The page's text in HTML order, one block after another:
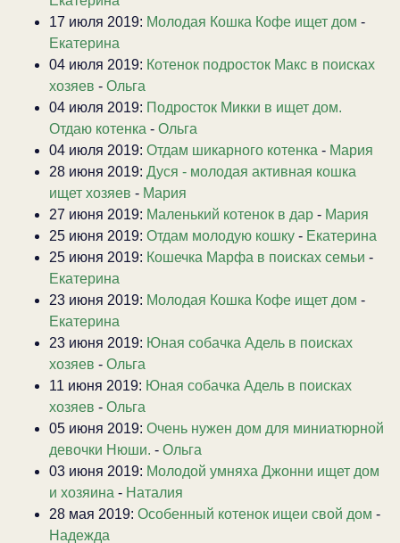
17 июля 2019: Молодая Кошка Кофе ищет дом -
Екатерина
04 июля 2019: Котенок подросток Макс в поисках
хозяев - Ольга
04 июля 2019: Подросток Микки в ищет дом.
Отдаю котенка - Ольга
04 июля 2019: Отдам шикарного котенка - Мария
28 июня 2019: Дуся - молодая активная кошка
ищет хозяев - Мария
27 июня 2019: Маленький котенок в дар - Мария
25 июня 2019: Отдам молодую кошку - Екатерина
25 июня 2019: Кошечка Марфа в поисках семьи -
Екатерина
23 июня 2019: Молодая Кошка Кофе ищет дом -
Екатерина
23 июня 2019: Юная собачка Адель в поисках
хозяев - Ольга
11 июня 2019: Юная собачка Адель в поисках
хозяев - Ольга
05 июня 2019: Очень нужен дом для миниатюрной
девочки Нюши. - Ольга
03 июня 2019: Молодой умняха Джонни ищет дом
и хозяина - Наталия
28 мая 2019: Особенный котенок ищеи свой дом -
Надежда